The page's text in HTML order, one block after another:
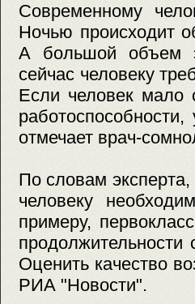
Современному
Ночью происходит
А большой объем
сейчас человеку
Если человек мало
отмечает врач-
По словам
человеку
примеру,
Оценить качество
РИА "Новости".